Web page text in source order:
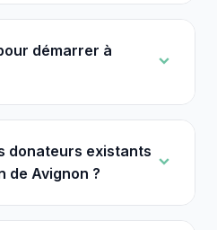
démarrer à
donateurs existants
de Avignon ?